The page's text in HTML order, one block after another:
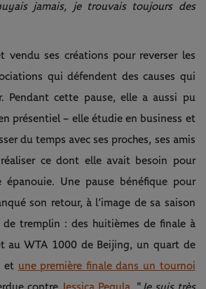
jamais, je trouvais toujours des
vendu ses créations pour reverser les
qui défendent des causes qui
cette pause, elle a aussi pu
présentiel – elle étudie en business et
du temps avec ses proches, ses amis
ce dont elle avait besoin pour
épanouie. Une pause bénéfique pour
son retour, à l’image de sa saison
tremplin : des huitièmes de finale à
au WTA 1000 de Beijing, un quart de
et une première finale dans un tournoi